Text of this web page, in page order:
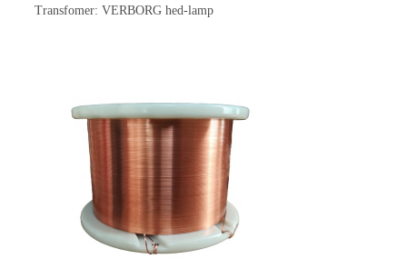
Transfomer: VERBORG hed-lamp